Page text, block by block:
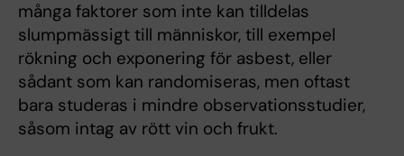
många faktorer som inte kan tilldelas
slumpmässigt till människor, till exempel
rökning och exponering för asbest, eller
sådant som kan randomiseras, men oftast
bara studeras i mindre observationsstudier,
såsom intag av rött vin och frukt.